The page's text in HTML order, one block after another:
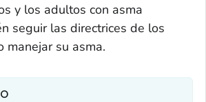
y los adultos con asma
seguir las directrices de los
manejar su asma.